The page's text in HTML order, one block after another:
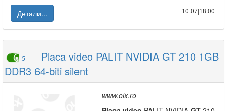
Детали...
10.07|18:00
5
Placa video PALIT NVIDIA GT 210 1GB
DDR3 64-biti silent
www.olx.ro